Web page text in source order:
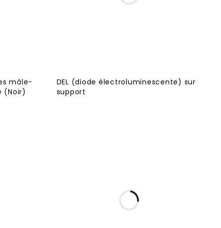
mâle-
(Noir)
DEL (diode électroluminescente) sur
support